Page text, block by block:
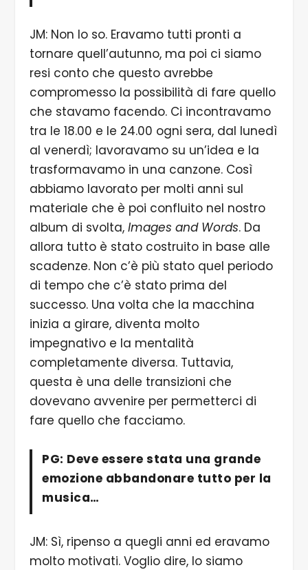
JM: Non lo so. Eravamo tutti pronti a
tornare quell’autunno, ma poi ci siamo
resi conto che questo avrebbe
compromesso la possibilità di fare quello
che stavamo facendo. Ci incontravamo
tra le 18.00 e le 24.00 ogni sera, dal lunedì
al venerdì; lavoravamo su un’idea e la
trasformavamo in una canzone. Così
abbiamo lavorato per molti anni sul
materiale che è poi confluito nel nostro
album di svolta, Images and Words. Da
allora tutto è stato costruito in base alle
scadenze. Non c’è più stato quel periodo
di tempo che c’è stato prima del
successo. Una volta che la macchina
inizia a girare, diventa molto
impegnativo e la mentalità
completamente diversa. Tuttavia,
questa è una delle transizioni che
dovevano avvenire per permetterci di
fare quello che facciamo.
PG: Deve essere stata una grande
emozione abbandonare tutto per la
musica…
JM: Sì, ripenso a quegli anni ed eravamo
molto motivati. Voglio dire, lo siamo